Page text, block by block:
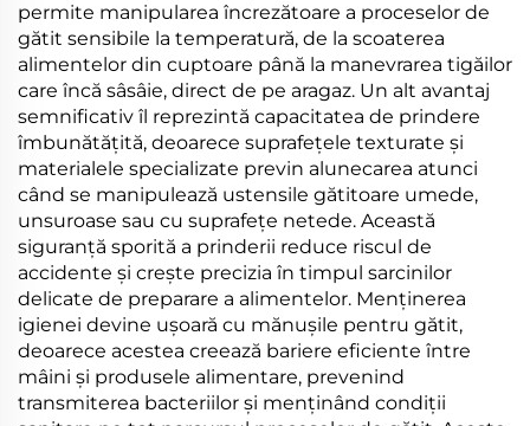
permite manipularea încrezătoare a proceselor de
gătit sensibile la temperatură, de la scoaterea
alimentelor din cuptoare până la manevrarea tigăilor
care încă sâsâie, direct de pe aragaz. Un alt avantaj
semnificativ îl reprezintă capacitatea de prindere
îmbunătățită, deoarece suprafețele texturate și
materialele specializate previn alunecarea atunci
când se manipulează ustensile gătitoare umede,
unsuroase sau cu suprafețe netede. Această
siguranță sporită a prinderii reduce riscul de
accidente și crește precizia în timpul sarcinilor
delicate de preparare a alimentelor. Menținerea
igienei devine ușoară cu mănușile pentru gătit,
deoarece acestea creează bariere eficiente între
mâini și produsele alimentare, prevenind
transmiterea bacteriilor și menținând condiții